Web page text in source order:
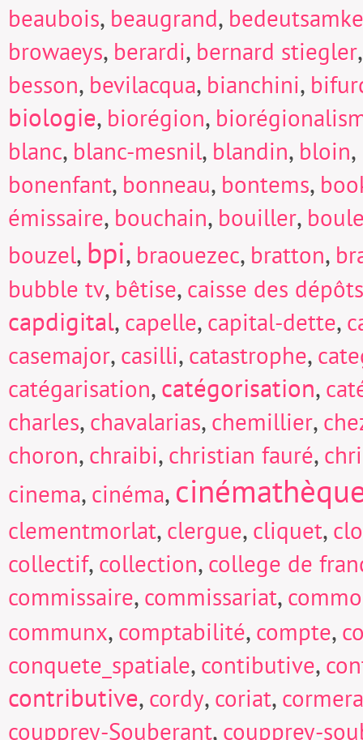
beaubois, beaugrand,
browaeys, berardi, bernard stiegler
besson, bevilacqua, bianchini,
biologie, biorégion,
blanc, blanc-mesnil, blandin, bloin,
bonenfant, bonneau, bontems,
émissaire, bouchain, bouiller,
bouzel, bpi, braouezec, bratton,
bubble tv, bêtise, caisse des
capdigital, capelle, capital-dette,
casemajor, casilli, catastrophe,
catégarisation,catégorisation,
charles, chavalarias, chemillier,
choron, chraibi, christian fauré,
cinema, cinéma,
clementmorlat, clergue, cliquet,
collectif, collection, college de
commissaire, commissariat,
communx, comptabilité, compte,
conquete_spatiale, contibutive,
contributive, cordy, coriat,
coupprey-Souberant, coupprey-